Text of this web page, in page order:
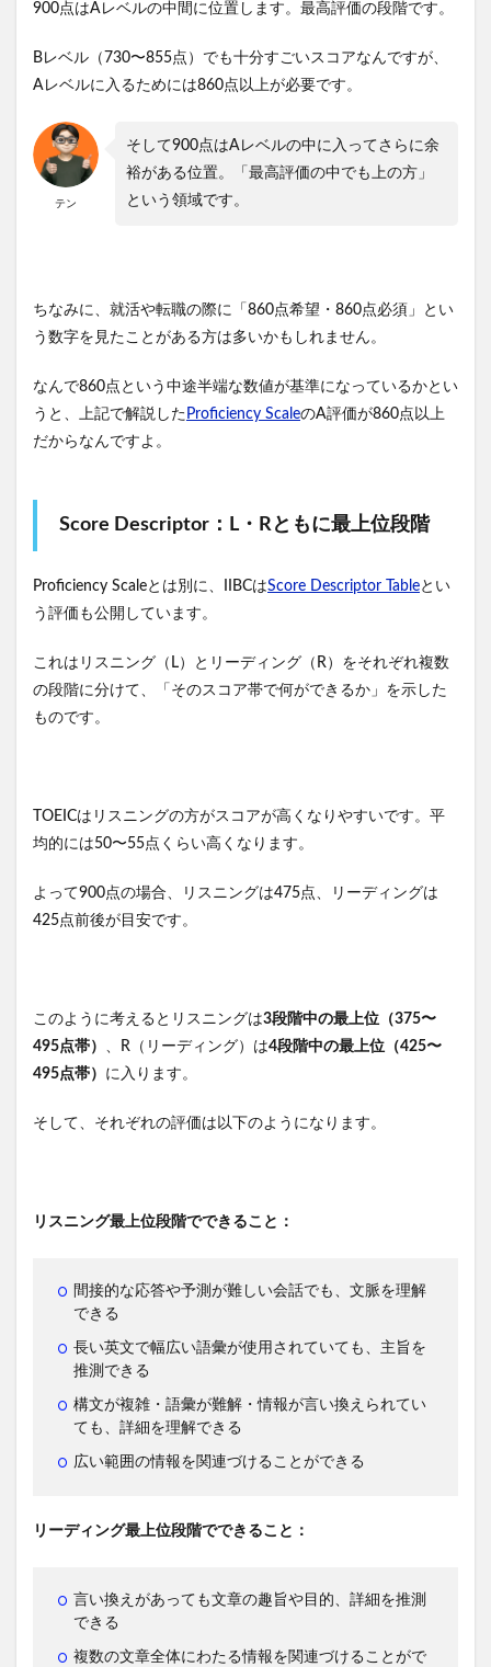
900点はAレベルの中間に位置します。最高評価の段階です。
Bレベル（730〜855点）でも十分すごいスコアなんですが、
Aレベルに入るためには860点以上が必要です。
テン
そして900点はAレベルの中に入ってさらに余
裕がある位置。「最高評価の中でも上の方」
という領域です。
ちなみに、就活や転職の際に「860点希望・860点必須」とい
う数字を見たことがある方は多いかもしれません。
なんで860点という中途半端な数値が基準になっているかとい
うと、上記で解説した Proficiency ScaleのA評価が860点以上
だからなんですよ。
Score Descriptor：L・Rともに最上位段階
Proficiency Scaleとは別に、IIBCはScore Descriptor Tableとい
う評価も公開しています。
これはリスニング（L）とリーディング（R）をそれぞれ複数
の段階に分けて、「そのスコア帯で何ができるか」を示した
ものです。
TOEICはリスニングの方がスコアが高くなりやすいです。平
均的には50〜55点くらい高くなります。
よって900点の場合、リスニングは475点、リーディングは
425点前後が目安です。
このように考えるとリスニングは3段階中の最上位（375〜
495点帯） 、R（リーディング）は4段階中の最上位（425〜
495点帯） に入ります。
そして、それぞれの評価は以下のようになります。
リスニング最上位段階でできること：
間接的な応答や予測が難しい会話でも、文脈を理解
できる
長い英文で幅広い語彙が使用されていても、主旨を
推測できる
構文が複雑・語彙が難解・情報が言い換えられてい
ても、詳細を理解できる
広い範囲の情報を関連づけることができる
リーディング最上位段階でできること：
言い換えがあっても文章の趣旨や目的、詳細を推測
できる
複数の文章全体にわたる情報を関連づけることがで